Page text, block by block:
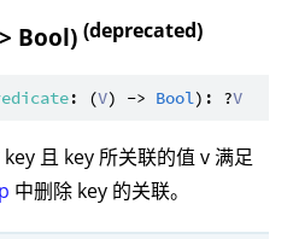
Bool) (deprecated)
: (V) -> Bool): ?V
且 key 所关联的值 v 满足
中删除 key 的关联。